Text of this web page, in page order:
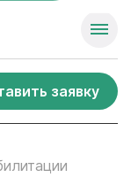
заявку